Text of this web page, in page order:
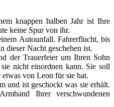
knappen halben Jahr ist Ihre
keine Spur von ihr.
Autounfall. Fahrerflucht, bis
dieser Nacht geschehen ist.
der Trauerfeier um Ihren Sohn
nicht einordnen kann. Sie soll
von Leon für sie hat.
und ist geschockt was sie erhält.
Ihrer verschwundenen